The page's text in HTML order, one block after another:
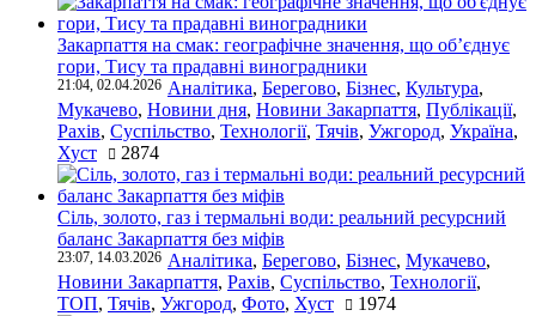
Закарпаття на смак: географічне значення, що об’єднує
гори, Тису та прадавні виноградники
21:04, 02.04.2026 Аналітика, Берегово, Бізнес, Культура,
Мукачево, Новини дня, Новини Закарпаття, Публікації,
Рахів, Суспільство, Технології, Тячів, Ужгород, Україна,
Хуст
2874
Сіль, золото, газ і термальні води: реальний ресурсний
баланс Закарпаття без міфів
23:07, 14.03.2026 Аналітика, Берегово, Бізнес, Мукачево,
Новини Закарпаття, Рахів, Суспільство, Технології,
ТОП, Тячів, Ужгород, Фото, Хуст 1974